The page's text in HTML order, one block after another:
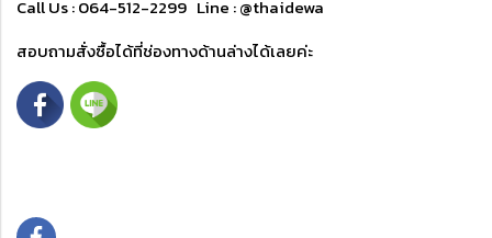
Call Us : 064-512-2299 Line : @thaidewa
สอบถามสั่งซื้อได้ที่ช่องทางด้านล่างได้เลยค่ะ